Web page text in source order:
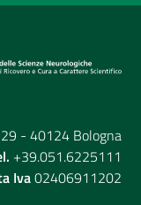
- 40124 Bologna
+39.051.6225111
Iva02406911202